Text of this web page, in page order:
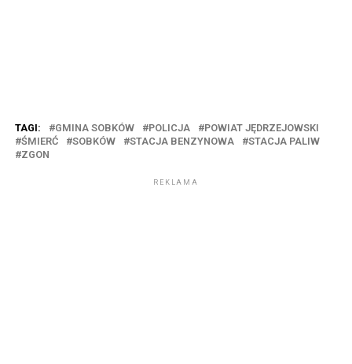
TAGI: GMINA SOBKÓW POLICJA
POWIAT JĘDRZEJOWSKI
ŚMIERĆ
SOBKÓW STACJA BENZYNOWA
STACJA PALIW
ZGON
REKLAMA